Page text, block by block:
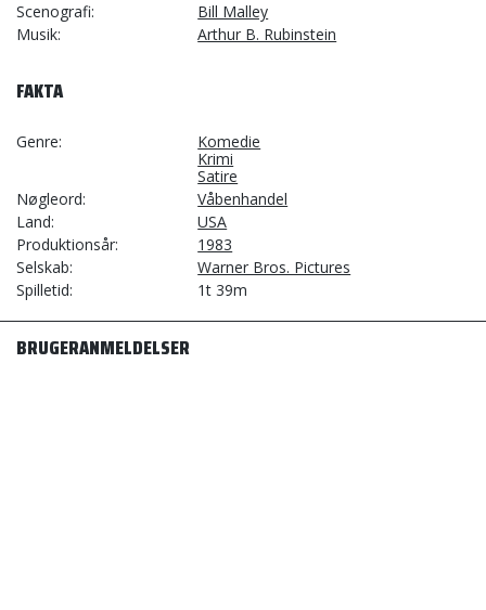
Scenografi
Bill Malley
Musik
Arthur B. Rubinstein
FAKTA
Genre
Komedie
Krimi
Satire
Nøgleord
Våbenhandel
Land
USA
Produktionsår
1983
Selskab
Warner Bros. Pictures
Spilletid
1t 39m
BRUGERANMELDELSER